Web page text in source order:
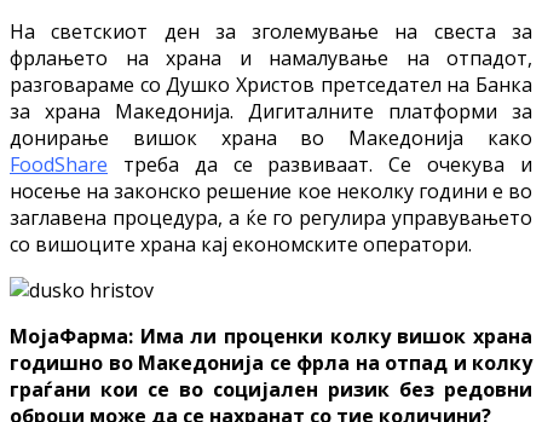
На светскиот ден за зголемување на свеста за
фрлањето на храна и намалување на отпадот,
разговараме со Душко Христов претседател на Банка
за храна Македонија. Дигиталните платформи за
донирање вишок храна во Македонија како
FoodShare треба да се развиваат. Се очекува и
носење на законско решение кое неколку години е во
заглавена процедура, а ќе го регулира управувањето
со вишоците храна кај економските оператори.
МојаФарма: Има ли проценки колку вишок храна
годишно во Македонија се фрла на отпад и колку
граѓани кои се во социјален ризик без редовни
оброци може да се нахранат со тие количини?